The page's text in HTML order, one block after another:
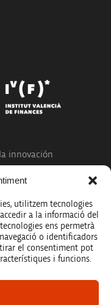
utilitzem tecnologies
a la informació del
ens permetrà
o identificadors
el consentiment pot
i funcions.
innovación